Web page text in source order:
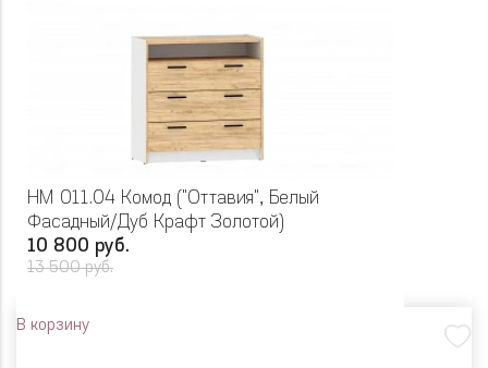
НМ 011.04 Комод ("Оттавия", Белый
Фасадный/Дуб Крафт Золотой)
10 800 руб.
13 500 руб.
В корзину